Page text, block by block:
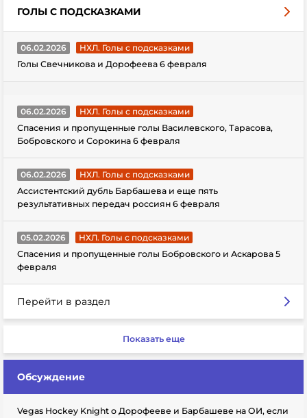
ГОЛЫ С ПОДСКАЗКАМИ
06.02.2026
НХЛ. Голы с подсказками
Голы Свечникова и Дорофеева 6 февраля
06.02.2026
НХЛ. Голы с подсказками
Спасения и пропущенные голы Василевского, Тарасова,
Бобровского и Сорокина 6 февраля
06.02.2026
НХЛ. Голы с подсказками
Ассистентский дубль Барбашева и еще пять
результативных передач россиян 6 февраля
05.02.2026
НХЛ. Голы с подсказками
Спасения и пропущенные голы Бобровского и Аскарова 5
февраля
Перейти в раздел
Показать еще
Обсуждение
Vegas Hockey Knight о Дорофееве и Барбашеве на ОИ, если